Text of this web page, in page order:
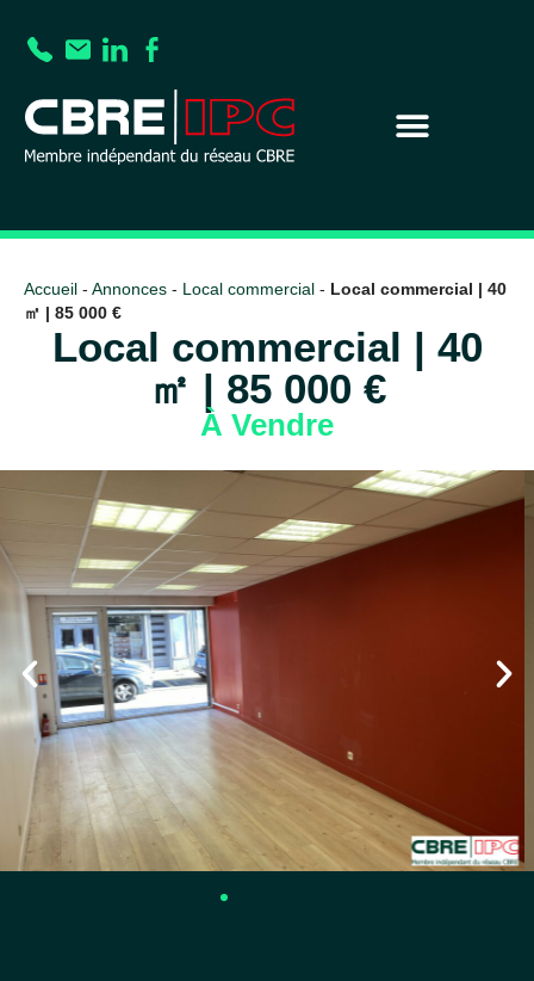
Accueil - Annonces - Local commercial - Local commercial | 40
㎡ | 85 000 €
Local commercial | 40
㎡ | 85 000 €
À Vendre